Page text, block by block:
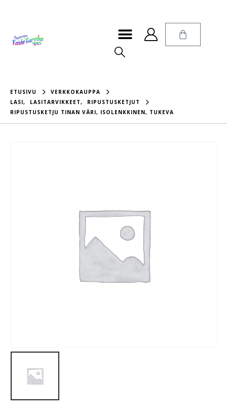
ETUSIVU
VERKKOKAUPPA
LASI, LASITARVIKKEET,
RIPUSTUSKETJUT
RIPUSTUSKETJU TINAN VÄRI, ISOLENKKINEN, TUKEVA